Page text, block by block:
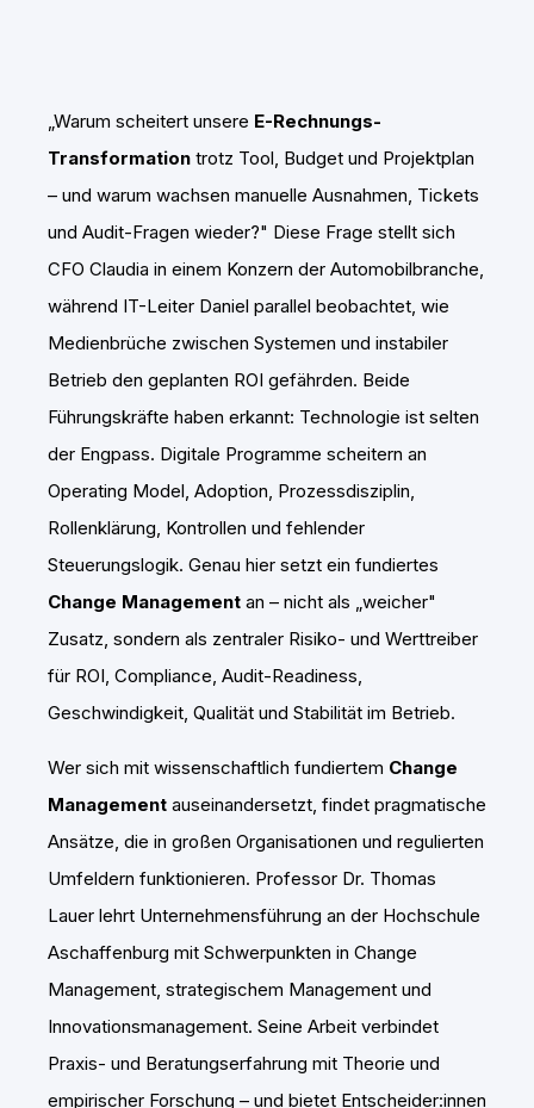
„Warum scheitert unsere E-Rechnungs-
Transformation trotz Tool, Budget und Projektplan
– und warum wachsen manuelle Ausnahmen, Tickets
und Audit-Fragen wieder?" Diese Frage stellt sich
CFO Claudia in einem Konzern der Automobilbranche,
während IT-Leiter Daniel parallel beobachtet, wie
Medienbrüche zwischen Systemen und instabiler
Betrieb den geplanten ROI gefährden. Beide
Führungskräfte haben erkannt: Technologie ist selten
der Engpass. Digitale Programme scheitern an
Operating Model, Adoption, Prozessdisziplin,
Rollenklärung, Kontrollen und fehlender
Steuerungslogik. Genau hier setzt ein fundiertes
Change Management an – nicht als „weicher"
Zusatz, sondern als zentraler Risiko- und Werttreiber
für ROI, Compliance, Audit-Readiness,
Geschwindigkeit, Qualität und Stabilität im Betrieb.
Wer sich mit wissenschaftlich fundiertem Change
Management auseinandersetzt, findet pragmatische
Ansätze, die in großen Organisationen und regulierten
Umfeldern funktionieren. Professor Dr. Thomas
Lauer lehrt Unternehmensführung an der Hochschule
Aschaffenburg mit Schwerpunkten in Change
Management, strategischem Management und
Innovationsmanagement. Seine Arbeit verbindet
Praxis- und Beratungserfahrung mit Theorie und
empirischer Forschung – und bietet Entscheider:innen